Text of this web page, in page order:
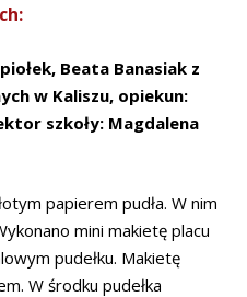
Beata Banasiak z
w Kaliszu, opiekun:
szkoły: Magdalena
papierem pudła. W nim
mini makietę placu
pudełku. Makietę
W środku pudełka